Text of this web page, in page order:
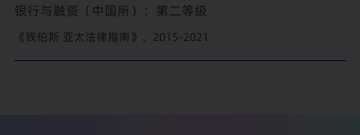
银行与融资（中国所）：第二等级
《钱伯斯 亚太法律指南》，2015-2021